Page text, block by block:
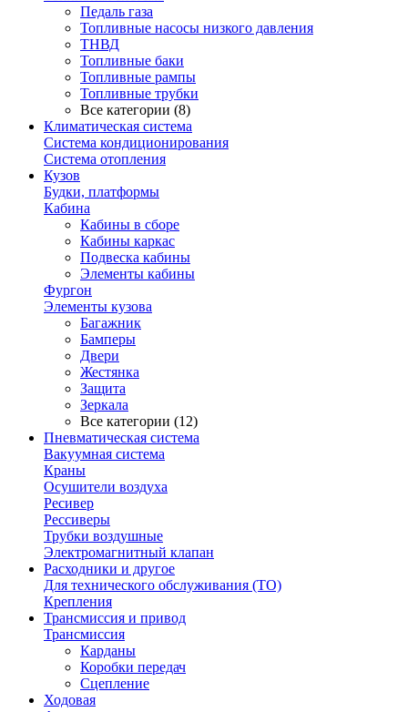
Педаль газа
Топливные насосы низкого давления
ТНВД
Топливные баки
Топливные рампы
Топливные трубки
Все категории (8)
Климатическая система
Система кондиционирования
Система отопления
Кузов
Будки, платформы
Кабина
Кабины в сборе
Кабины каркас
Подвеска кабины
Элементы кабины
Фургон
Элементы кузова
Багажник
Бамперы
Двери
Жестянка
Защита
Зеркала
Все категории (12)
Пневматическая система
Вакуумная система
Краны
Осушители воздуха
Ресивер
Рессиверы
Трубки воздушные
Электромагнитный клапан
Расходники и другое
Для технического обслуживания (ТО)
Крепления
Трансмиссия и привод
Трансмиссия
Карданы
Коробки передач
Сцепление
Ходовая